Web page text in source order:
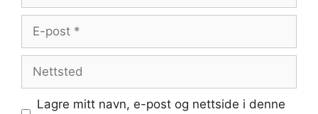
Nettsted
Lagre mitt navn, e-post og nettside i denne